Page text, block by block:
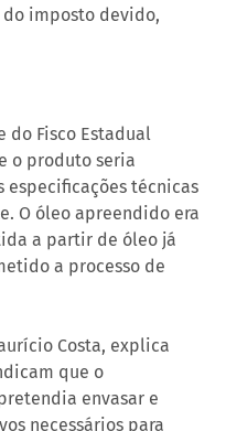
imposto devido,
do Fisco Estadual
o produto seria
especificações técnicas
O óleo apreendido era
a partir de óleo já
a processo de
Costa, explica
que o
envasar e
necessários para